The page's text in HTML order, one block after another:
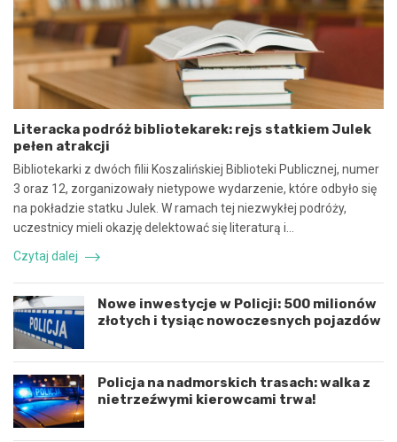
y
n
w
ó
ł
p
r
a
c
ę
i
k
o
o
r
d
y
n
a
c
j
ę
r
e
b
z
e
c
z
n
e
z
d
a
r
z
e
n
i
e
d
r
o
g
o
w
Literacka podróż bibliotekarek: rejs statkiem Julek
pełen atrakcji
Bibliotekarki z dwóch filii Koszalińskiej Biblioteki Publicznej, numer
3 oraz 12, zorganizowały nietypowe wydarzenie, które odbyło się
na pokładzie statku Julek. W ramach tej niezwykłej podróży,
uczestnicy mieli okazję delektować się literaturą i…
Czytaj dalej
Nowe inwestycje w Policji: 500 milionów
złotych i tysiąc nowoczesnych pojazdów
Policja na nadmorskich trasach: walka z
nietrzeźwymi kierowcami trwa!